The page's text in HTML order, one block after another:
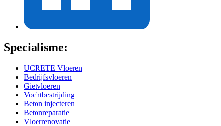
Specialisme:
UCRETE Vloeren
Bedrijfsvloeren
Gietvloeren
Vochtbestrijding
Beton injecteren
Betonreparatie
Vloerrenovatie